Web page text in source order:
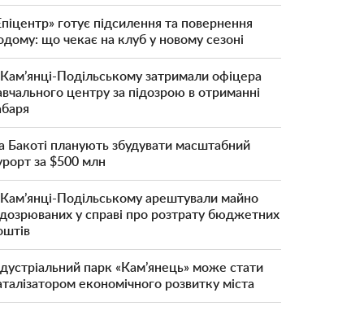
готує підсилення та повернення
що чекає на клуб у новому сезоні
Подільському затримали офіцера
центру за підозрою в отриманні
Бакоті планують збудувати масштабний
за $500 млн
Подільському арештували майно
у справі про розтрату бюджетних
парк «Кам’янець» може стати
економічного розвитку міста